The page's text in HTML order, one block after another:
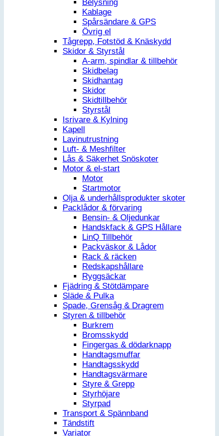
Belysning
Kablage
Spårsändare & GPS
Övrig el
Tågrepp, Fotstöd & Knäskydd
Skidor & Styrstål
A-arm, spindlar & tillbehör
Skidbelag
Skidhantag
Skidor
Skidtillbehör
Styrstål
Isrivare & Kylning
Kapell
Lavinutrustning
Luft- & Meshfilter
Lås & Säkerhet Snöskoter
Motor & el-start
Motor
Startmotor
Olja & underhållsprodukter skoter
Packlådor & förvaring
Bensin- & Oljedunkar
Handskfack & GPS Hållare
LinQ Tillbehör
Packväskor & Lådor
Rack & räcken
Redskapshållare
Ryggsäckar
Fjädring & Stötdämpare
Släde & Pulka
Spade, Grensåg & Dragrem
Styren & tillbehör
Burkrem
Bromsskydd
Fingergas & dödarknapp
Handtagsmuffar
Handtagsskydd
Handtagsvärmare
Styre & Grepp
Styrhöjare
Styrpad
Transport & Spännband
Tändstift
Variator